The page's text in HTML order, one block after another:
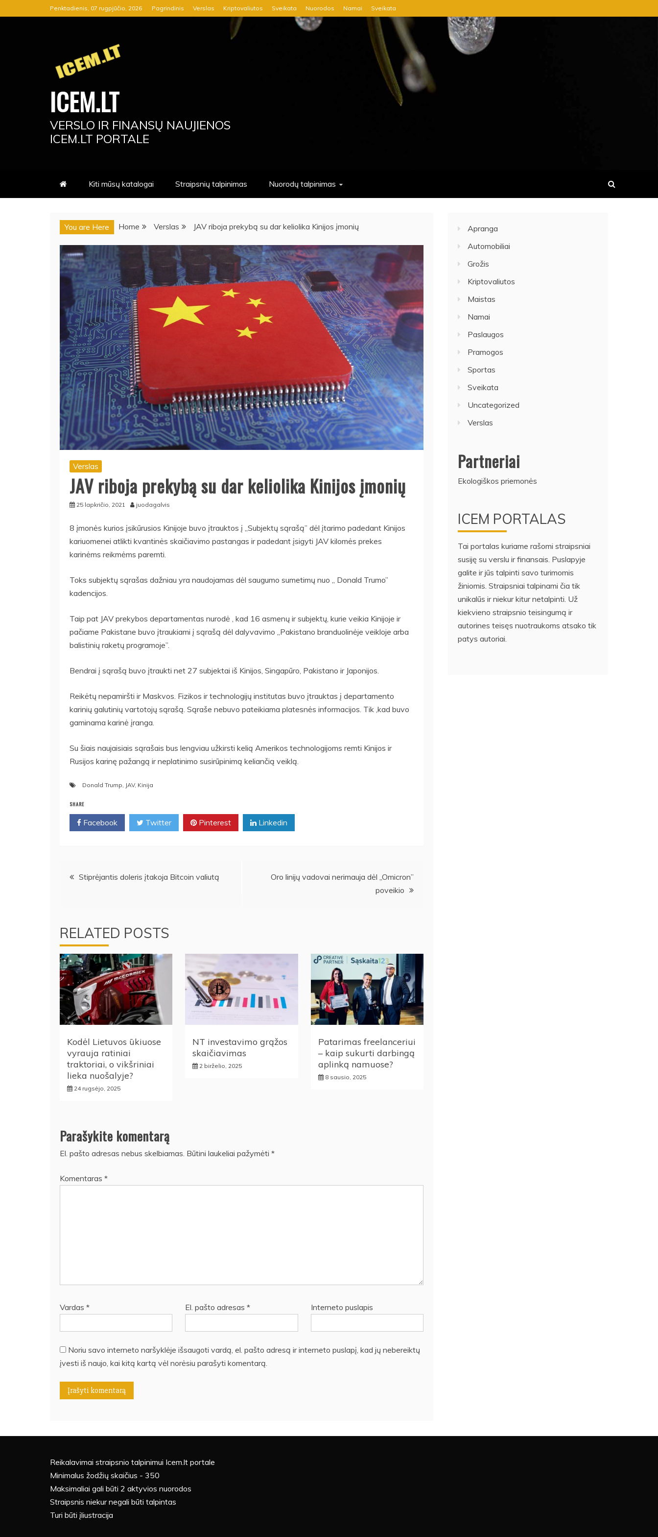
to
Penktadienis, 07 rugpjūčio, 2026 Pagrindinis Verslas Kriptovaliutos Sveikata Nuorodos Namai Sveikata
ICEM.LT
VERSLO IR FINANSŲ NAUJIENOS
ICEM.LT PORTALE
Kiti mūsų katalogai Straipsnių talpinimas Nuorodų talpinimas
You are Here Home Verslas JAV riboja prekybą su dar keliolika Kinijos įmonių
Verslas
JAV riboja prekybą su dar keliolika Kinijos įmonių
25 lapkričio, 2021 juodagalvis
8 įmonės kurios įsikūrusios Kinijoje buvo įtrauktos į ,,Subjektų sąrašą” dėl įtarimo padedant Kinijos
kariuomenei atlikti kvantinės skaičiavimo pastangas ir padedant įsigyti JAV kilomės prekes
karinėms reikmėms paremti.
Toks subjektų sąrašas dažniau yra naudojamas dėl saugumo sumetimų nuo ,, Donald Trumo”
kadencijos.
Taip pat JAV prekybos departamentas nurodė , kad 16 asmenų ir subjektų, kurie veikia Kinijoje ir
pačiame Pakistane buvo įtraukiami į sąrašą dėl dalyvavimo ,,Pakistano branduolinėje veikloje arba
balistinių raketų programoje”.
Bendrai į sąrašą buvo įtraukti net 27 subjektai iš Kinijos, Singapūro, Pakistano ir Japonijos.
Reikėtų nepamiršti ir Maskvos. Fizikos ir technologijų institutas buvo įtrauktas į departamento
karinių galutinių vartotojų sąrašą. Sąraše nebuvo pateikiama platesnės informacijos. Tik ,kad buvo
gaminama karinė įranga.
Su šiais naujaisiais sąrašais bus lengviau užkirsti kelią Amerikos technologijoms remti Kinijos ir
Rusijos karinę pažangą ir neplatinimo susirūpinimą keliančią veiklą.
Donald Trump JAV, Kinija
SHARE
Facebook Twitter Pinterest Linkedin
Navigacija
įrašų
Stiprėjantis doleris įtakoja Bitcoin valiutą
Oro linijų vadovai nerimauja dėl ,,Omicron”
poveikio
RELATED POSTS
Kodėl Lietuvos ūkiuose
vyrauja ratiniai
traktoriai, o vikšriniai
lieka nuošalyje?
24 rugsėjo, 2025
NT investavimo grąžos
skaičiavimas
2 birželio, 2025
Patarimas freelanceriui
– kaip sukurti darbingą
aplinką namuose?
8 sausio, 2025
Parašykite komentarą
El. pašto adresas nebus skelbiamas. Būtini laukeliai pažymėti *
Komentaras *
Vardas * El. pašto adresas* Interneto puslapis
Noriu savo interneto naršyklėje išsaugoti vardą, el. pašto adresą ir interneto puslapį, kad jų nebereiktų
įvesti iš naujo, kai kitą kartą vėl norėsiu parašyti komentarą.
Apranga
Automobiliai
Grožis
Kriptovaliutos
Maistas
Namai
Paslaugos
Pramogos
Sportas
Sveikata
Uncategorized
Verslas
Partneriai
Ekologiškos priemonės
ICEM PORTALAS
Tai portalas kuriame rašomi straipsniai
susiję su verslu ir finansais. Puslapyje
galite ir jūs talpinti savo turimomis
žiniomis. Straipsniai talpinami čia tik
unikalūs ir niekur kitur netalpinti. Už
kiekvieno straipsnio teisingumą ir
autorines teisęs nuotraukoms atsako tik
patys autoriai.
Reikalavimai straipsnio talpinimui Icem.lt portale
Minimalus žodžių skaičius - 350
Maksimaliai gali būti 2 aktyvios nuorodos
Straipsnis niekur negali būti talpintas
Turi būti įliustracija